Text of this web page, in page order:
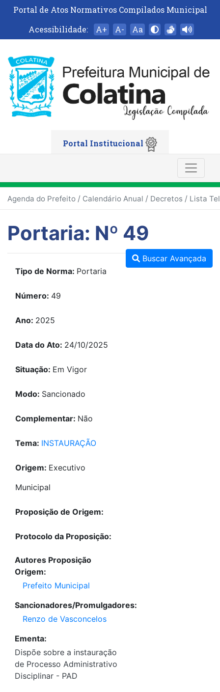
Portal de Atos Normativos Compilados Municipal
Acessibilidade:
A+ A- Aa
Portal Institucional
Agenda do Prefeito / Calendário Anual / Decretos / Lista
Portaria: Nº 49
Buscar Avançada
Tipo de Norma: Portaria
Número: 49
Ano: 2025
Data do Ato: 24/10/2025
Situação: Em Vigor
Modo: Sancionado
Complementar: Não
Tema: INSTAURAÇÃO
Origem: Executivo
Municipal
Proposição de Origem:
Protocolo da Proposição:
Autores Proposição
Origem:
Prefeito Municipal
Sancionadores/Promulgadores:
Renzo de Vasconcelos
Ementa:
Dispõe sobre a instauração
de Processo Administrativo
Disciplinar - PAD